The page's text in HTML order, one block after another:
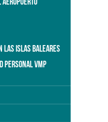
LAS ISLAS BALEARES
PERSONAL VMP